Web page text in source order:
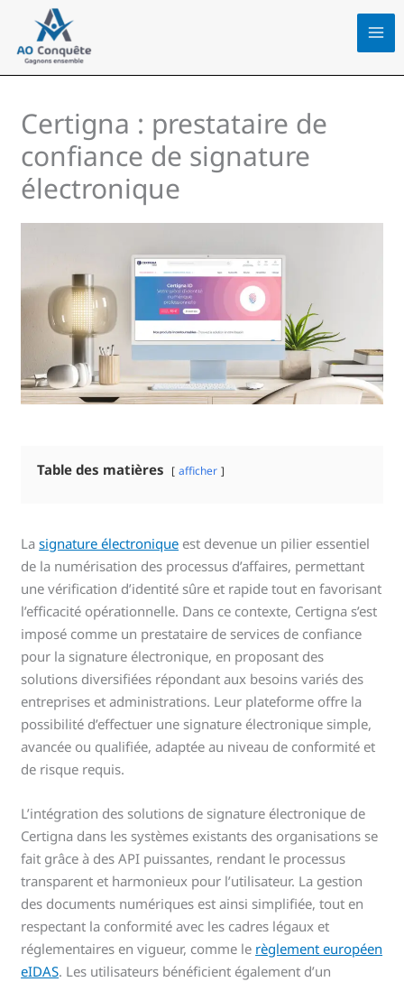
contenu
Certigna : prestataire de
confiance de signature
électronique
Table des matières afficher
Lasignature électronique est devenue un pilier essentiel
de la numérisation des processus d’affaires, permettant
une vérification d’identité sûre et rapide tout en favorisant
l’efficacité opérationnelle. Dans ce contexte, Certigna s’est
imposé comme un prestataire de services de confiance
pour la signature électronique, en proposant des
solutions diversifiées répondant aux besoins variés des
entreprises et administrations. Leur plateforme offre la
possibilité d’effectuer une signature électronique simple,
avancée ou qualifiée, adaptée au niveau de conformité et
de risque requis.
L’intégration des solutions de signature électronique de
Certigna dans les systèmes existants des organisations se
fait grâce à des API puissantes, rendant le processus
transparent et harmonieux pour l’utilisateur. La gestion
des documents numériques est ainsi simplifiée, tout en
respectant la conformité avec les cadres légaux et
réglementaires en vigueur, comme le règlement européen
eIDAS. Les utilisateurs bénéficient également d’un